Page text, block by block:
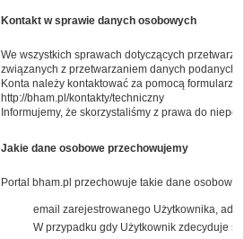
Kontakt w sprawie danych osobowych
We wszystkich sprawach dotyczących
związanych z przetwarzaniem danych podanych
Konta należy kontaktować za pomocą
http://bham.pl/kontakty/techniczny
Informujemy, że skorzystaliśmy z prawa do
Jakie dane osobowe przechowujemy
Portal bham.pl przechowuje takie dane osobowe
email zarejestrowanego Użytkownika,
W przypadku gdy Użytkownik zdecyduje